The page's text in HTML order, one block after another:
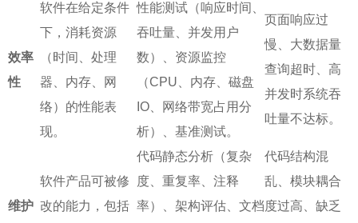
效率
性
软件在给定条件
下，消耗资源
（时间、处理
器、内存、网
络）的性能表
现。
性能测试（响应时间、
吞吐量、并发用户
数）、资源监控
（CPU、内存、磁盘
IO、网络带宽占用分
析）、基准测试。
页面响应过
慢、大数据量
查询超时、高
并发时系统吞
吐量不达标。
维护
软件产品可被修
改的能力，包括
代码静态分析（复杂
度、重复率、注释
率）、架构评估、文档
代码结构混
乱、模块耦合
度过高、缺乏